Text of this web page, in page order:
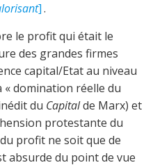
].
le profit qui était le
des grandes firmes
capital/Etat au niveau
« domination réelle du
du Capitalde Marx) et
protestante du
profit ne soit que de
absurde du point de vue